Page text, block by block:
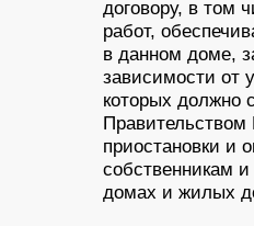
договору, в том
работ,
в данном доме,
зависимости от
которых должно
приостановки и
собственникам
домах и жилых